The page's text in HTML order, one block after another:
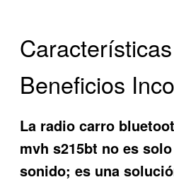
Beneficios
La radio carro
mvh s215bt no es
sonido; es una